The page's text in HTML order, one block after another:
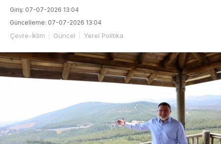
Giriş: 07-07-2026 13:04
Güncelleme: 07-07-2026 13:04
Çevre-İklim Güncel Yerel Politika